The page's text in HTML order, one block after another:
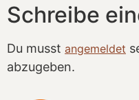
Schreibe
Du musst angemeldet
abzugeben.